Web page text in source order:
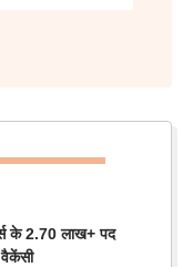
के 2.70 लाख+ पद